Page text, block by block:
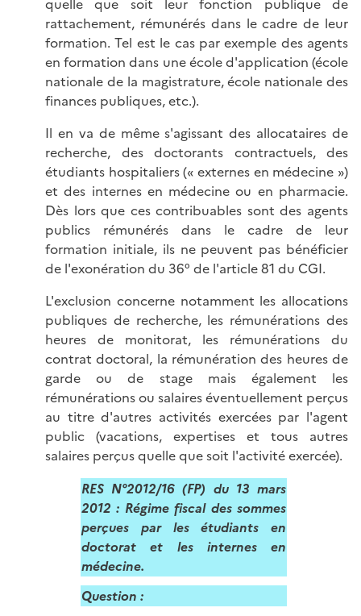
quelle que soit leur fonction publique de
rattachement, rémunérés dans le cadre de leur
formation. Tel est le cas par exemple des agents
en formation dans une école d'application (école
nationale de la magistrature, école nationale des
finances publiques, etc.).
Il en va de même s'agissant des allocataires de
recherche, des doctorants contractuels, des
étudiants hospitaliers (« externes en médecine »)
et des internes en médecine ou en pharmacie.
Dès lors que ces contribuables sont des agents
publics rémunérés dans le cadre de leur
formation initiale, ils ne peuvent pas bénéficier
de l'exonération du 36° de l'article 81 du CGI.
L'exclusion concerne notamment les allocations
publiques de recherche, les rémunérations des
heures de monitorat, les rémunérations du
contrat doctoral, la rémunération des heures de
garde ou de stage mais également les
rémunérations ou salaires éventuellement perçus
au titre d'autres activités exercées par l'agent
public (vacations, expertises et tous autres
salaires perçus quelle que soit l'activité exercée).
RES N°2012/16 (FP) du 13 mars
2012 : Régime fiscal des sommes
perçues par les étudiants en
doctorat et les internes en
médecine.
Question :